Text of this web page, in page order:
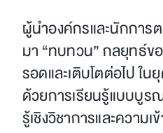
ผู้นำองค์กรและนักการ
มา “ทบทวน” กลยุทธ์ข
รอดและเติบโตต่อไป ใ
ด้วยการเรียนรู้แบบบู
รู้เชิงวิชาการและความ